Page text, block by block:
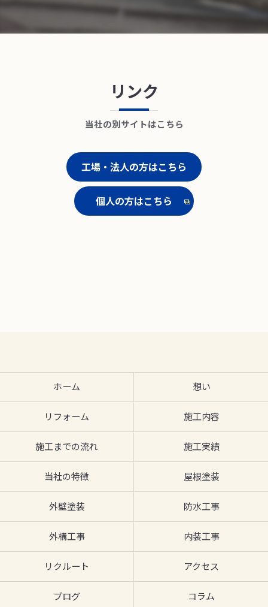
当社の別サイトはこちら
リンク
工場・法人の方はこちら
個人の方はこちら
ホーム 想い
リフォーム 施工内容
施工までの流れ 施工実績
当社の特徴 屋根塗装
外壁塗装 防水工事
外構工事 内装工事
リクルート アクセス
ブログ コラム